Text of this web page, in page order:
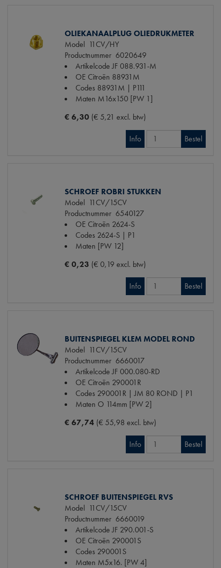
OLIEKANAALPLUG OLIEDRUKMETER
Model 11CV/HY
Productnummer 6020649
Artikelcode JF088.931-M
OE Citroën 88931M
Codes 88931M | P111
Maten M16x150 [PW 1]
€ 6,30 (€ 5,21 excl. btw)
Info Bestel
SCHROEF ROBRI STUKKEN
Model 11CV/15CV
Productnummer 6540127
OE Citroën 2624-S
Codes 2624-S | P1
Maten [PW 12]
€ 0,23 (€ 0,19 excl. btw)
Info Bestel
BUITENSPIEGEL KLEM MODEL ROND
Model 11CV/15CV
Productnummer 6660017
Artikelcode JF000.080-RD
OE Citroën 290001R
Codes 290001R | JM 80 ROND | P1
Maten O 114mm [PW 2]
€ 67,74 (€ 55,98 excl. btw)
Info Bestel
SCHROEF BUITENSPIEGEL RVS
Model 11CV/15CV
Productnummer 6660019
Artikelcode JF 290.001-S
OE Citroën 290001S
Codes 290001S
Maten M5x16. [PW 4]